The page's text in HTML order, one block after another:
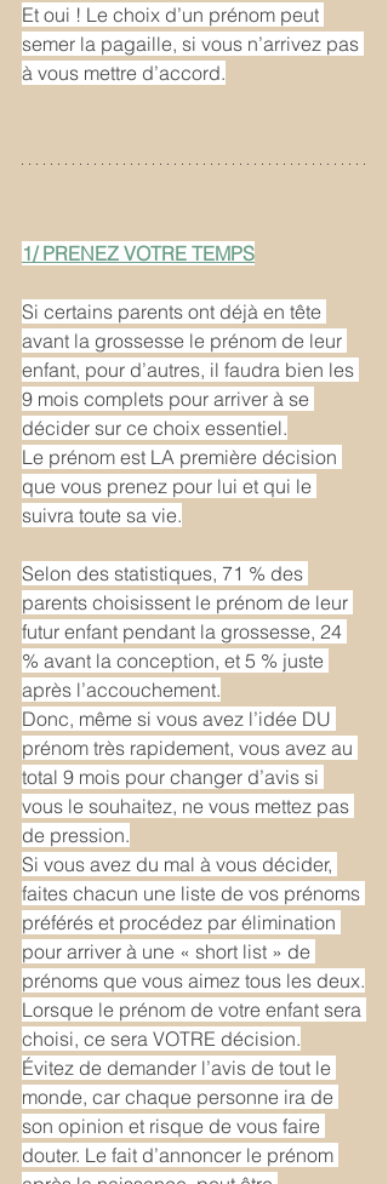
Et oui ! Le choix d’un prénom peut
semer la pagaille, si vous n’arrivez pas
à vous mettre d’accord.
1/ PRENEZ VOTRE TEMPS
Si certains parents ont déjà en tête
avant la grossesse le prénom de leur
enfant, pour d’autres, il faudra bien les
9 mois complets pour arriver à se
décider sur ce choix essentiel.
Le prénom est LA première décision
que vous prenez pour lui et qui le
suivra toute sa vie.
Selon des statistiques, 71 % des
parents choisissent le prénom de leur
futur enfant pendant la grossesse, 24
% avant la conception, et 5 % juste
après l’accouchement.
Donc, même si vous avez l’idée DU
prénom très rapidement, vous avez au
total 9 mois pour changer d’avis si
vous le souhaitez, ne vous mettez pas
de pression.
Si vous avez du mal à vous décider,
faites chacun une liste de vos prénoms
préférés et procédez par élimination
pour arriver à une « short list » de
prénoms que vous aimez tous les deux.
Lorsque le prénom de votre enfant sera
choisi, ce sera VOTRE décision.
Évitez de demander l’avis de tout le
monde, car chaque personne ira de
son opinion et risque de vous faire
douter. Le fait d’annoncer le prénom